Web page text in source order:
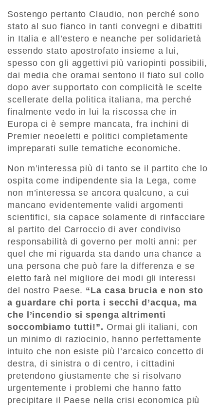
Sostengo pertanto Claudio, non perché sono
stato al suo fianco in tanti convegni e dibattiti
in Italia e all’estero e neanche per solidarietà
essendo stato apostrofato insieme a lui,
spesso con gli aggettivi più variopinti possibili,
dai media che oramai sentono il fiato sul collo
dopo aver supportato con complicità le scelte
scellerate della politica italiana, ma perché
finalmente vedo in lui la riscossa che in
Europa ci è sempre mancata, fra inchini di
Premier neoeletti e politici completamente
impreparati sulle tematiche economiche.
Non m’interessa più di tanto se il partito che lo
ospita come indipendente sia la Lega, come
non m’interessa se ancora qualcuno, a cui
mancano evidentemente validi argomenti
scientifici, sia capace solamente di rinfacciare
al partito del Carroccio di aver condiviso
responsabilità di governo per molti anni: per
quel che mi riguarda sta dando una chance a
una persona che può fare la differenza e se
eletto farà nel migliore dei modi gli interessi
del nostro Paese. “La casa brucia e non sto
a guardare chi porta i secchi d’acqua, ma
che l’incendio si spenga altrimenti
soccombiamo tutti!”. Ormai gli italiani, con
un minimo di raziocinio, hanno perfettamente
intuito che non esiste più l’arcaico concetto di
destra, di sinistra o di centro, i cittadini
pretendono giustamente che si risolvano
urgentemente i problemi che hanno fatto
precipitare il Paese nella crisi economica più